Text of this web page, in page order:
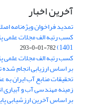
آخرین اخبار
تمدید فراخوان ویژه‌نامه
1401)
782-01-0-293
کسب رتبه الف مجلات علمی
تحقیقات منابع آب ایران
زمینه مهندسی آب و
بر اساس آخرین ارزشیابی